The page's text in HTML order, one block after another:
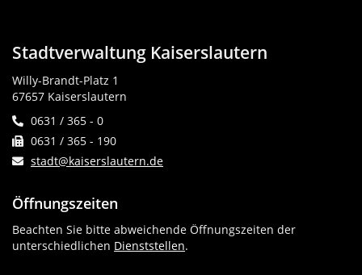
Stadtverwaltung Kaiserslautern
Willy-Brandt-Platz 1
67657 Kaiserslautern
0631 / 365 - 0
0631 / 365 - 190
stadt@kaiserslautern.de
Öffnungszeiten
Beachten Sie bitte abweichende Öffnungszeiten der
unterschiedlichen Dienststellen.